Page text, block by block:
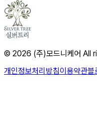
© 2026 (주)모드니케어 All
개인정보처리방침이용약관블